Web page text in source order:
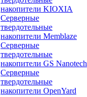
накопители KIOXIA
Cерверные
твердотельные
накопители Memblaze
Cерверные
твердотельные
накопители GS Nanotech
Серверные
твердотельные
накопители OpenYard